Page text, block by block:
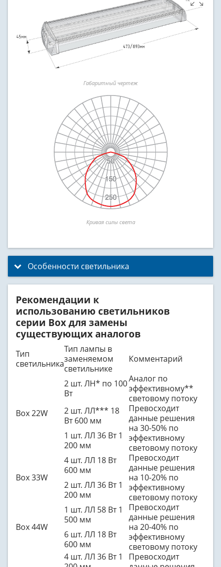
Габаритный чертеж
Кривая силы света
Особенности светильника
Рекомендации к
использованию светильников
серии Box для замены
существующих аналогов
Тип
светильника
Тип лампы в
заменяемом
светильнике
Комментарий
Box 22W
2 шт. ЛН* по 100
Вт
Аналог по
эффективному**
световому потоку
2 шт. ЛЛ*** 18
Вт 600 мм
Превосходит
данные решения
на 30-50% по
эффективному
световому потоку
1 шт. ЛЛ 36 Вт 1
200 мм
Box 33W
4 шт. ЛЛ 18 Вт
600 мм
Превосходит
данные решения
на 10-20% по
эффективному
световому потоку
2 шт. ЛЛ 36 Вт 1
200 мм
Box 44W
1 шт. ЛЛ 58 Вт 1
500 мм
Превосходит
данные решения
на 20-40% по
эффективному
световому потоку
6 шт. ЛЛ 18 Вт
600 мм
4 шт. ЛЛ 36 Вт 1
Превосходит